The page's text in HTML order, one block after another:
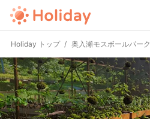
Holiday トップ 奥入瀬モスボールパーク